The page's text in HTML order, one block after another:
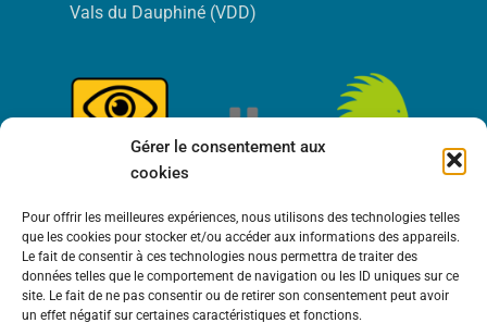
Gérer le consentement aux
cookies
Pour offrir les meilleures expériences, nous utilisons des technologies telles
que les cookies pour stocker et/ou accéder aux informations des appareils.
Le fait de consentir à ces technologies nous permettra de traiter des
données telles que le comportement de navigation ou les ID uniques sur ce
site. Le fait de ne pas consentir ou de retirer son consentement peut avoir
un effet négatif sur certaines caractéristiques et fonctions.
Vals du Dauphiné (VDD)